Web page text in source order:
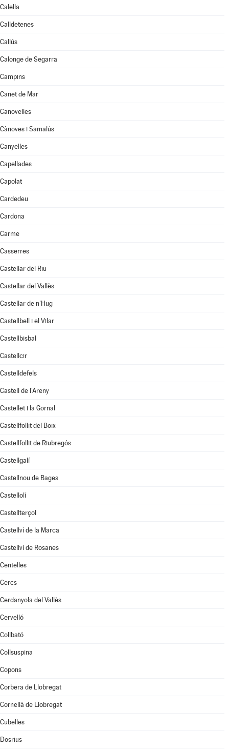
Calella
Calldetenes
Callús
Calonge de Segarra
Campins
Canet de Mar
Canovelles
Cànoves i Samalús
Canyelles
Capellades
Capolat
Cardedeu
Cardona
Carme
Casserres
Castellar del Riu
Castellar del Vallès
Castellar de n'Hug
Castellbell i el Vilar
Castellbisbal
Castellcir
Castelldefels
Castell de l'Areny
Castellet i la Gornal
Castellfollit del Boix
Castellfollit de Riubregós
Castellgalí
Castellnou de Bages
Castellolí
Castellterçol
Castellví de la Marca
Castellví de Rosanes
Centelles
Cercs
Cerdanyola del Vallès
Cervelló
Collbató
Collsuspina
Copons
Corbera de Llobregat
Cornellà de Llobregat
Cubelles
Dosrius